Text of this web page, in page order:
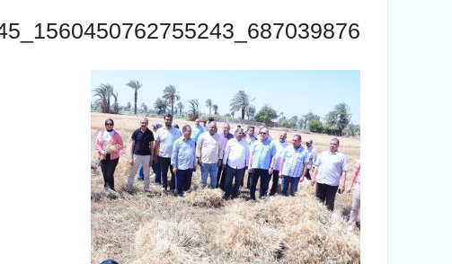
687039876_1560450762755243_3388050325923472945_n